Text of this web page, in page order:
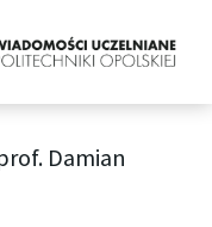
Damian